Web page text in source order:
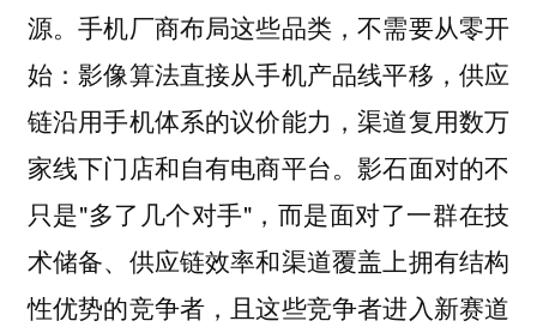
源。手机厂商布局这些品类，不需要从零开
始：影像算法直接从手机产品线平移，供应
链沿用手机体系的议价能力，渠道复用数万
家线下门店和自有电商平台。影石面对的不
只是"多了几个对手"，而是面对了一群在技
术储备、供应链效率和渠道覆盖上拥有结构
性优势的竞争者，且这些竞争者进入新赛道